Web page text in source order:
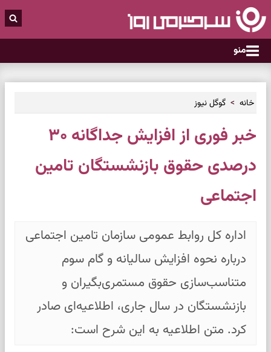
منو
خانه گوگل نیوز
خبر فوری از افزایش جداگانه ۳۰
درصدی حقوق بازنشستگان تامین
اجتماعی
اداره کل روابط عمومی سازمان تامین اجتماعی
درباره نحوه افزایش سالیانه و گام سوم
متناسب‌سازی حقوق مستمری‌بگیران و
بازنشستگان در سال جاری، اطلاعیه‌ای صادر
کرد. متن اطلاعیه به این شرح است: